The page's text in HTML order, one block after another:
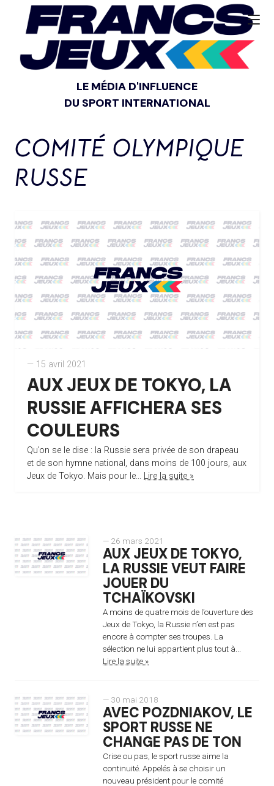
LE MÉDIA D'INFLUENCE
DU SPORT INTERNATIONAL
COMITÉ OLYMPIQUE
RUSSE
— 15 avril 2021
AUX JEUX DE TOKYO, LA
RUSSIE AFFICHERA SES
COULEURS
Qu’on se le dise : la Russie sera privée de son drapeau
et de son hymne national, dans moins de 100 jours, aux
Jeux de Tokyo. Mais pour le... Lire la suite »
— 26 mars 2021
AUX JEUX DE TOKYO,
LA RUSSIE VEUT FAIRE
JOUER DU
TCHAÏKOVSKI
A moins de quatre mois de l’ouverture des
Jeux de Tokyo, la Russie n’en est pas
encore à compter ses troupes. La
sélection ne lui appartient plus tout à...
Lire la suite »
— 30 mai 2018
AVEC POZDNIAKOV, LE
SPORT RUSSE NE
CHANGE PAS DE TON
Crise ou pas, le sport russe aime la
continuité. Appelés à se choisir un
nouveau président pour le comité